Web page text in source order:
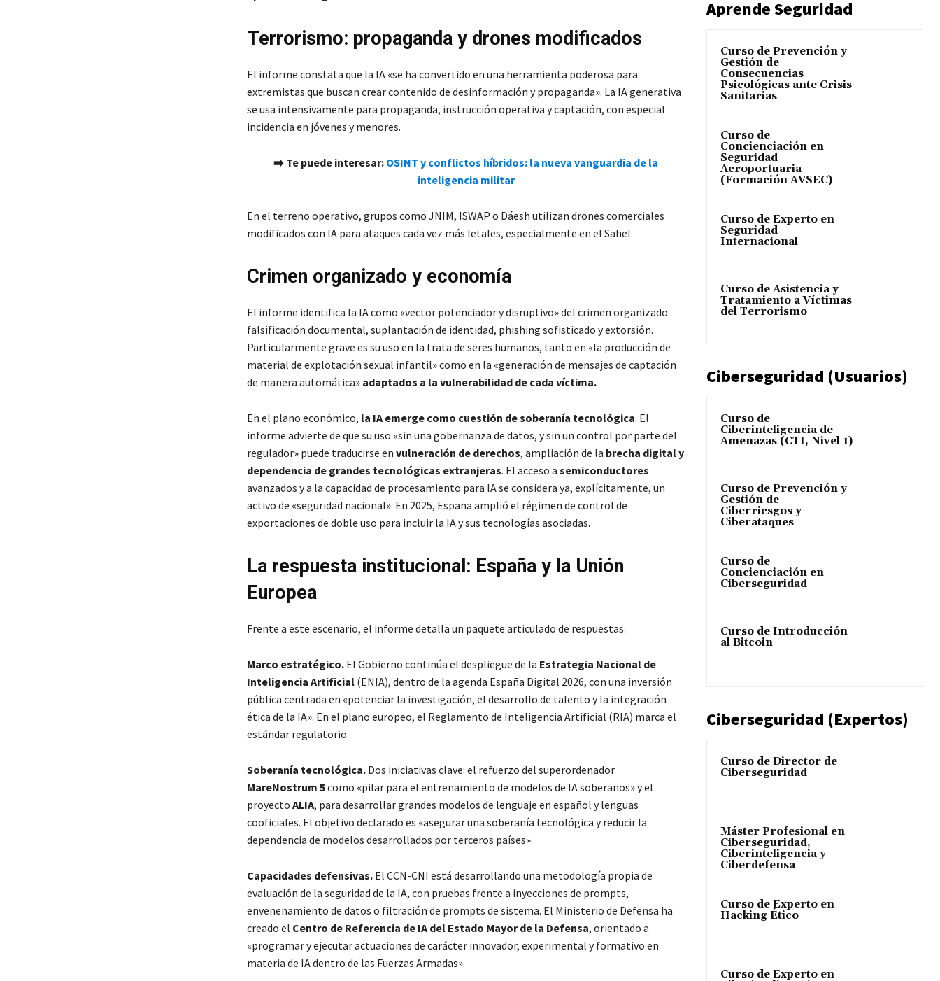
Terrorismo: propaganda y drones modificados
El informe constata que la IA «se ha convertido en una herramienta poderosa para
extremistas que buscan crear contenido de desinformación y propaganda». La IA generativa
se usa intensivamente para propaganda, instrucción operativa y captación, con especial
incidencia en jóvenes y menores.
➡️ Te puede interesar: OSINT y conflictos híbridos: la nueva vanguardia de la
inteligencia militar
En el terreno operativo, grupos como JNIM, ISWAP o Dáesh utilizan drones comerciales
modificados con IA para ataques cada vez más letales, especialmente en el Sahel.
Crimen organizado y economía
El informe identifica la IA como «vector potenciador y disruptivo» del crimen organizado:
falsificación documental, suplantación de identidad, phishing sofisticado y extorsión.
Particularmente grave es su uso en la trata de seres humanos, tanto en «la producción de
material de explotación sexual infantil» como en la «generación de mensajes de captación
de manera automática» adaptados a la vulnerabilidad de cada víctima.
En el plano económico, la IA emerge como cuestión de soberanía tecnológica. El
informe advierte de que su uso «sin una gobernanza de datos, y sin un control por parte del
regulador» puede traducirse en vulneración de derechos, ampliación de la brecha digital y
dependencia de grandes tecnológicas extranjeras. El acceso a semiconductores
avanzados y a la capacidad de procesamiento para IA se considera ya, explícitamente, un
activo de «seguridad nacional». En 2025, España amplió el régimen de control de
exportaciones de doble uso para incluir la IA y sus tecnologías asociadas.
La respuesta institucional: España y la Unión
Europea
Frente a este escenario, el informe detalla un paquete articulado de respuestas.
Marco estratégico.El Gobierno continúa el despliegue de la Estrategia Nacional de
Inteligencia Artificial(ENIA), dentro de la agenda España Digital 2026, con una inversión
pública centrada en «potenciar la investigación, el desarrollo de talento y la integración
ética de la IA». En el plano europeo, el Reglamento de Inteligencia Artificial (RIA) marca el
estándar regulatorio.
Soberanía tecnológica.Dos iniciativas clave: el refuerzo del superordenador
MareNostrum 5como «pilar para el entrenamiento de modelos de IA soberanos» y el
proyecto ALIA, para desarrollar grandes modelos de lenguaje en español y lenguas
cooficiales. El objetivo declarado es «asegurar una soberanía tecnológica y reducir la
dependencia de modelos desarrollados por terceros países».
Capacidades defensivas.El CCN-CNI está desarrollando una metodología propia de
evaluación de la seguridad de la IA, con pruebas frente a inyecciones de prompts,
envenenamiento de datos o filtración de prompts de sistema. El Ministerio de Defensa ha
creado el Centro de Referencia de IA del Estado Mayor de la Defensa, orientado a
«programar y ejecutar actuaciones de carácter innovador, experimental y formativo en
materia de IA dentro de las Fuerzas Armadas».
Aprende Seguridad
Curso de Prevención y
Gestión de
Consecuencias
Psicológicas ante Crisis
Sanitarias
Curso de
Concienciación en
Seguridad
Aeroportuaria
(Formación AVSEC)
Curso de Experto en
Seguridad
Internacional
Curso de Asistencia y
Tratamiento a Víctimas
del Terrorismo
Ciberseguridad (Usuarios)
Curso de
Ciberinteligencia de
Amenazas (CTI, Nivel 1)
Curso de Prevención y
Gestión de
Ciberriesgos y
Ciberataques
Curso de
Concienciación en
Ciberseguridad
Curso de Introducción
al Bitcoin
Ciberseguridad (Expertos)
Curso de Director de
Ciberseguridad
Máster Profesional en
Ciberseguridad,
Ciberinteligencia y
Ciberdefensa
Curso de Experto en
Hacking Ético
Curso de Experto en